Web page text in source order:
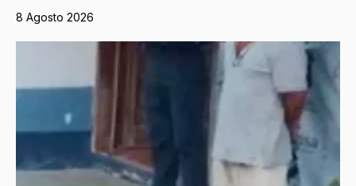
8 Agosto 2026